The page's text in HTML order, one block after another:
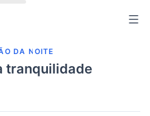
DA NOITE
tranquilidade